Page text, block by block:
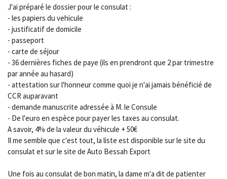
J'ai préparé le dossier pour le consulat :
- les papiers du vehicule
- justificatif de domicile
- passeport
- carte de séjour
- 36 dernières fiches de paye (ils en prendront que 2 par trimestre
par année au hasard)
- attestation sur l'honneur comme quoi je n'ai jamais bénéficié de
CCR auparavant
- demande manuscrite adressée à M. le Consule
- De l'euro en espèce pour payer les taxes au consulat.
A savoir, 4% de la valeur du véhicule + 50€
Il me semble que c'est tout, la liste est disponible sur le site du
consulat et sur le site de Auto Bessah Export
Une fois au consulat de bon matin, la dame m'a dit de patienter